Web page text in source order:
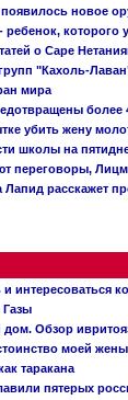
новое
ребенок, которого
о Саре
"Кахоль-
мира
более
убить жену
школы на
переговоры,
Лапид расскажет
интересоваться
Газы
дом. Обзор
моей жены
таракана
пятерых